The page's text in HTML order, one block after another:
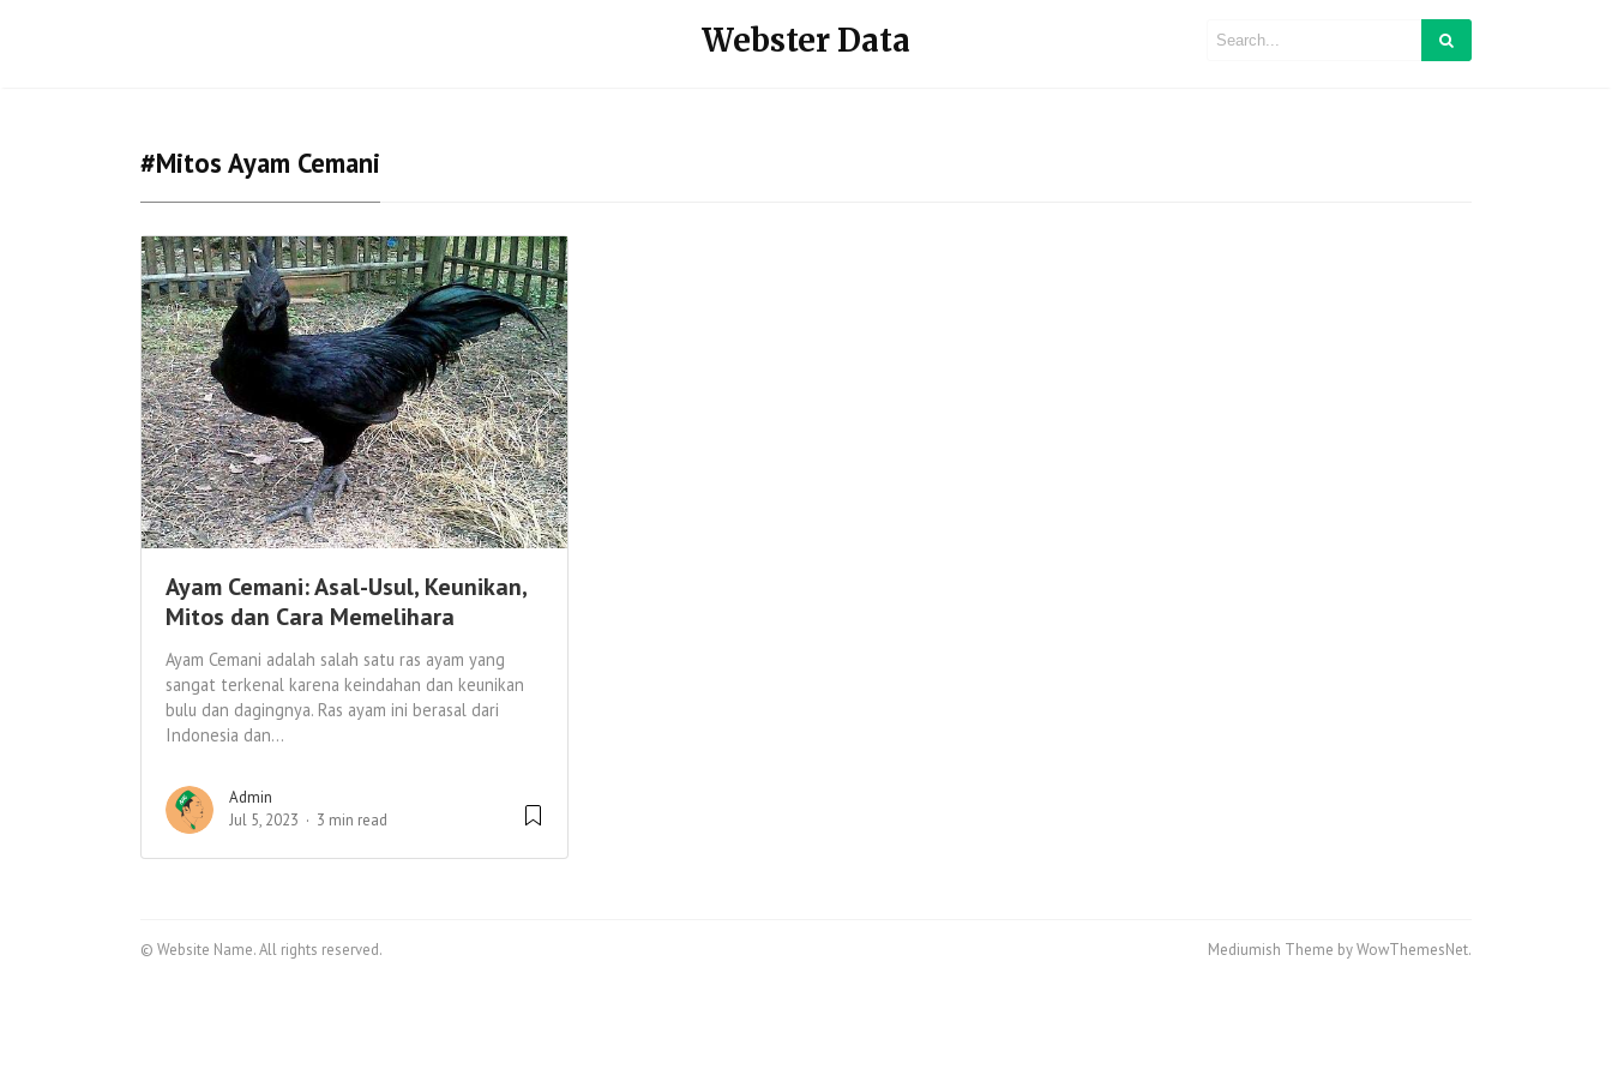
Webster Data
#mitos Ayam Cemani
Ayam Cemani: Asal-Usul, Keunikan,
Mitos dan Cara Memelihara
Ayam Cemani adalah salah satu ras ayam yang
sangat terkenal karena keindahan dan keunikan
bulu dan dagingnya. Ras ayam ini berasal dari
Indonesia dan...
Admin
Jul 5, 2023
3 min read
© Website Name. All rights reserved. Mediumish Theme by WowThemesNet.